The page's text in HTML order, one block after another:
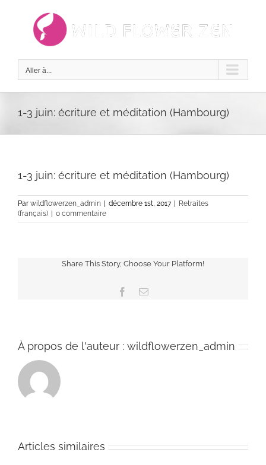
Aller à...
1-3 juin: écriture et méditation (Hambourg)
1-3 juin: écriture et méditation (Hambourg)
Par wildflowerzen_admin décembre 1st, 2017
Retraites
(français)
0 commentaire
Share This Story, Choose Your Platform!
Facebook
Email
À propos de l'auteur : wildflowerzen_admin
Articles similaires
juin: